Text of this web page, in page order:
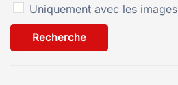
Uniquement avec les images
Recherche